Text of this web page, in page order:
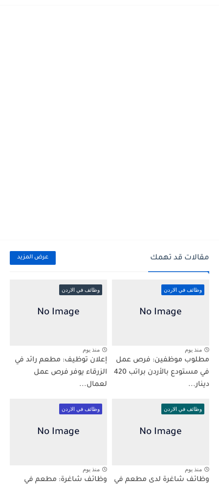
مقالات قد تهمك عرض المزيد
وظائف في الاردن
منذ يوم
مطلوب موظفين: فرص عمل
في مستودع بالأردن براتب 420
دينار...
وظائف في الاردن
منذ يوم
إعلان توظيف: مطعم رائد في
الزرقاء يوفر فرص عمل
لعمال...
وظائف في الاردن
منذ يوم
وظائف شاغرة لدى مطعم في
وظائف في الاردن
منذ يوم
وظائف شاغرة: مطعم في